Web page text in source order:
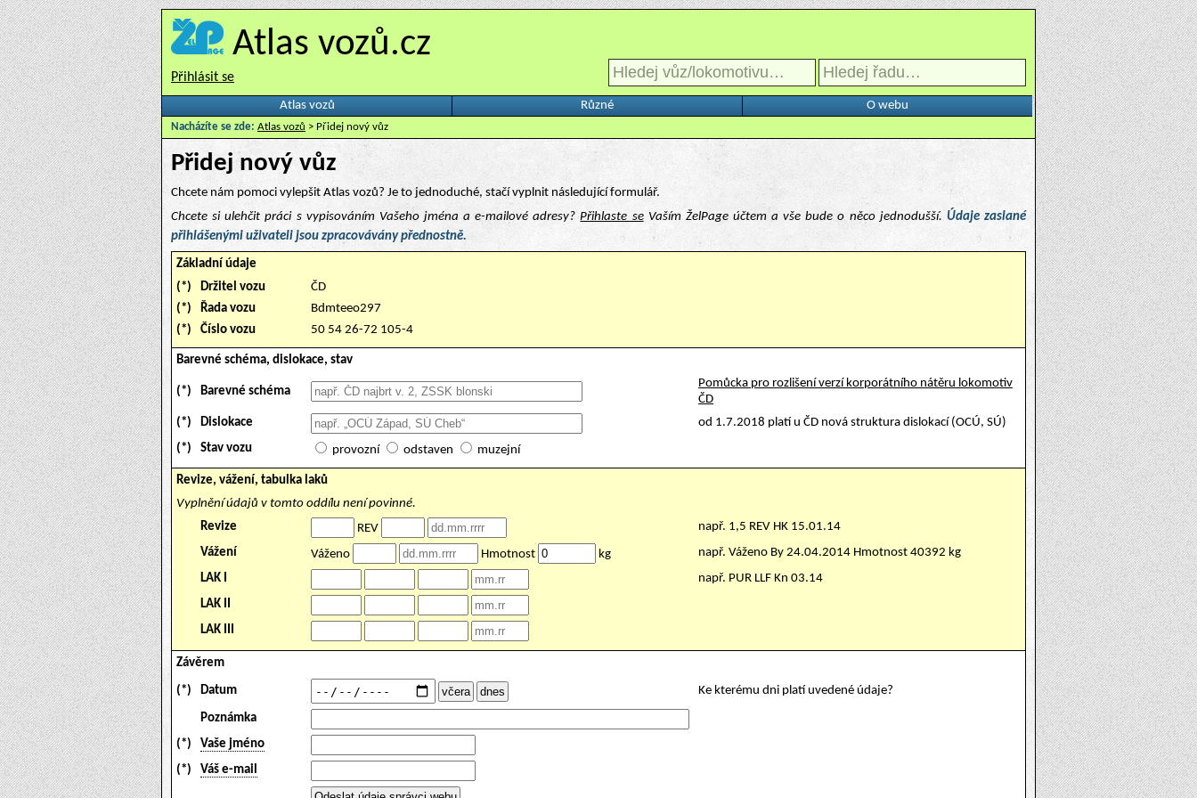
Atlas vozů.cz
Přihlásit se
Atlas vozů Různé O webu
Nacházíte se zde: Atlas vozů > Přidej nový vůz
Přidej nový vůz
Chcete nám pomoci vylepšit Atlas vozů? Je to jednoduché, stačí vyplnit následující formulář.
Chcete si ulehčit práci s vypisováním Vašeho jména a e-mailové adresy?Přihlaste seVaším ŽelPage účtem a vše bude o něco jednodušší. Údaje zaslané
přihlášenými uživateli jsou zpracovávány přednostně.
Základní údaje
(*)
Držitel vozu
ČD
(*)
Řada vozu
Bdmteeo297
(*)
Číslo vozu 50 54 26-72 105-4
Barevné schéma, dislokace, stav
(*) Barevné schéma
Pomůcka pro rozlišení verzí korporátního nátěru lokomotiv
ČD
(*)
Dislokace
od 1.7.2018 platí u ČD nová struktura dislokací (OCÚ, SÚ)
(*)
Stav vozu provozní odstaven muzejní
Revize, vážení, tabulka laků
Vyplnění údajů v tomto oddílu není povinné.
Revize
REV
např. 1,5 REV HK 15.01.14
Vážení
Váženo Hmotnost kg
např. Váženo By 24.04.2014 Hmotnost 40392 kg
LAK I
např. PUR LLF Kn 03.14
LAK II
LAK III
Závěrem
(*) Datum Ke kterému dni platí uvedené údaje?
Poznámka
(*)
Vaše jméno
(*)
Váš e-mail